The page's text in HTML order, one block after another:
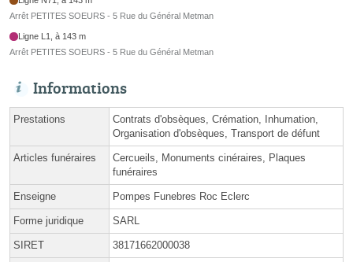
Arrêt PETITES SOEURS - 5 Rue du Général Metman
Ligne L1, à 143 m
Arrêt PETITES SOEURS - 5 Rue du Général Metman
Informations
Prestations
Contrats d'obsèques, Crémation, Inhumation,
Organisation d'obsèques, Transport de défunt
Articles funéraires
Cercueils, Monuments cinéraires, Plaques
funéraires
Enseigne Pompes Funebres Roc Eclerc
Forme juridique SARL
SIRET 38171662000038